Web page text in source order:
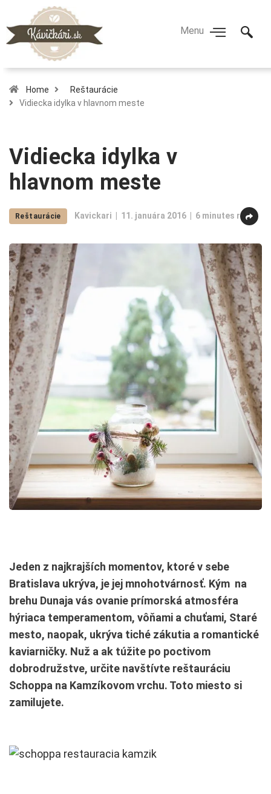
Home
Reštaurácie
Vidiecka idylka v hlavnom meste
Vidiecka idylka v
hlavnom meste
Reštaurácie Kavickari 11. januára 2016 6 minutes read
Jeden z najkrajších momentov, ktoré v sebe
Bratislava ukrýva, je jej mnohotvárnosť. Kým na
brehu Dunaja vás ovanie prímorská atmosféra
hýriaca temperamentom, vôňami a chuťami, Staré
mesto, naopak, ukrýva tiché zákutia a romantické
kaviarničky. Nuž a ak túžite po poctivom
dobrodružstve, určite navštívte reštauráciu
Schoppa na Kamzíkovom vrchu. Toto miesto si
zamilujete.